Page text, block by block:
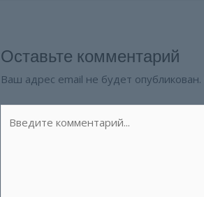
Оставьте комментарий
Ваш адрес email не будет опубликован.
комментарий...